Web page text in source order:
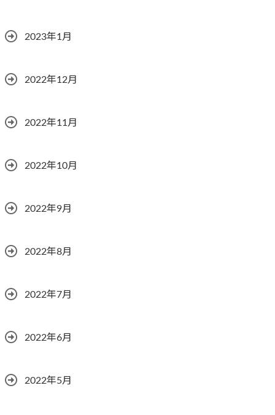
2023年1月
2022年12月
2022年11月
2022年10月
2022年9月
2022年8月
2022年7月
2022年6月
2022年5月